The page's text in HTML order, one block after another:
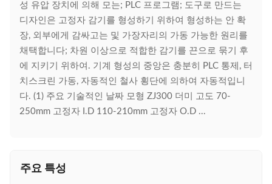
성 유압 장치에 의해 모는; PLC 프로그램; 도구로 만드는
디자인은 고정자 감기를 형성하기 위하여 형성하는 안 확
장, 외부에게 감싸고는 및 가장자리의 가동 가능한 원리를
채택합니다; 차원 이상으로 적합한 감기를 끈으로 묶기 후
에 지키기 위하여. 기계 형성의 중앙은 충분히 PLC 통제, 터
치스크린 가동, 자동적인 철사 횡단에 의하여 자동적입니
다. (1) 주요 기술적인 날짜 모형 ZJ300 더미 고도 70-
250mm 고정자 I.D 110-210mm 고정자 O.D ...
주요 특성